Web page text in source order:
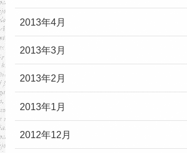
2013年4月
2013年3月
2013年2月
2013年1月
2012年12月